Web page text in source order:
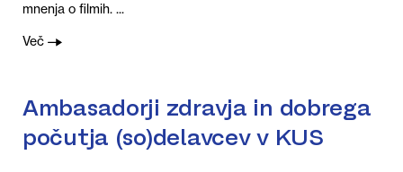
mnenja o filmih. ...
Več
Ambasadorji zdravja in dobrega
počutja (so)delavcev v KUS